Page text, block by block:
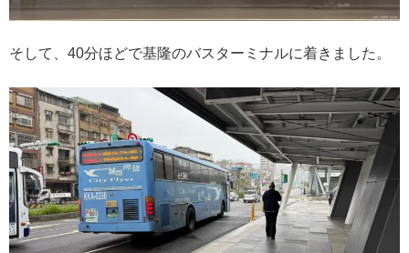
そして、40分ほどで基隆のバスターミナルに着きました。